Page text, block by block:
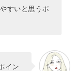
すいと思うポ
イン